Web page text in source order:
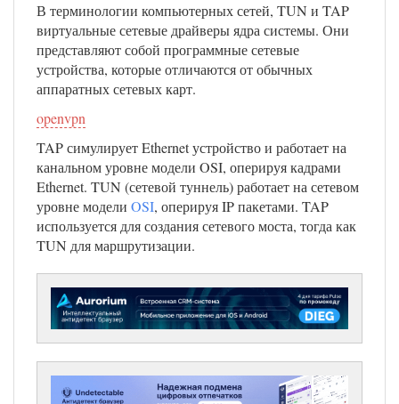
В терминологии компьютерных сетей, TUN и TAP
виртуальные сетевые драйверы ядра системы. Они
представляют собой программные сетевые
устройства, которые отличаются от обычных
аппаратных сетевых карт.
openvpn
TAP симулирует Ethernet устройство и работает на
канальном уровне модели OSI, оперируя кадрами
Ethernet. TUN (сетевой туннель) работает на сетевом
уровне модели OSI, оперируя IP пакетами. TAP
используется для создания сетевого моста, тогда как
TUN для маршрутизации.